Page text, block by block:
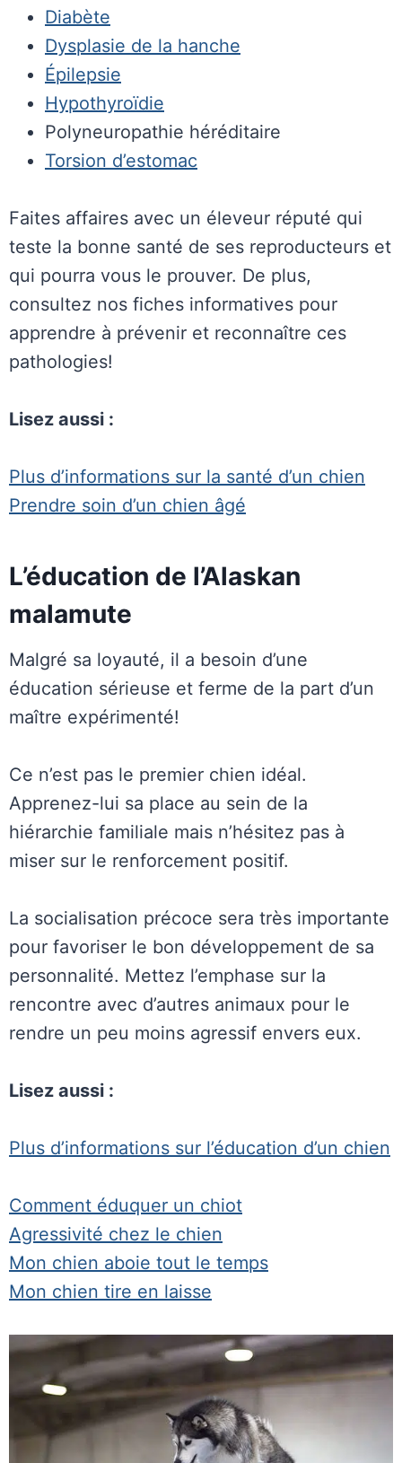
Diabète
Dysplasie de la hanche
Épilepsie
Hypothyroïdie
Polyneuropathie héréditaire
Torsion d’estomac
Faites affaires avec un éleveur réputé qui
teste la bonne santé de ses reproducteurs et
qui pourra vous le prouver. De plus,
consultez nos fiches informatives pour
apprendre à prévenir et reconnaître ces
pathologies!
Lisez aussi :
Plus d’informations sur la santé d’un chien
Prendre soin d’un chien âgé
L’éducation de l’Alaskan
malamute
Malgré sa loyauté, il a besoin d’une
éducation sérieuse et ferme de la part d’un
maître expérimenté!
Ce n’est pas le premier chien idéal.
Apprenez-lui sa place au sein de la
hiérarchie familiale mais n’hésitez pas à
miser sur le renforcement positif.
La socialisation précoce sera très importante
pour favoriser le bon développement de sa
personnalité. Mettez l’emphase sur la
rencontre avec d’autres animaux pour le
rendre un peu moins agressif envers eux.
Lisez aussi :
Plus d’informations sur l’éducation d’un chien
Comment éduquer un chiot
Agressivité chez le chien
Mon chien aboie tout le temps
Mon chien tire en laisse